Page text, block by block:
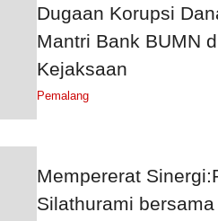
Dugaan Korupsi
Mantri Bank BUMN
Kejaksaan
Pemalang
Mempererat
Silathurami